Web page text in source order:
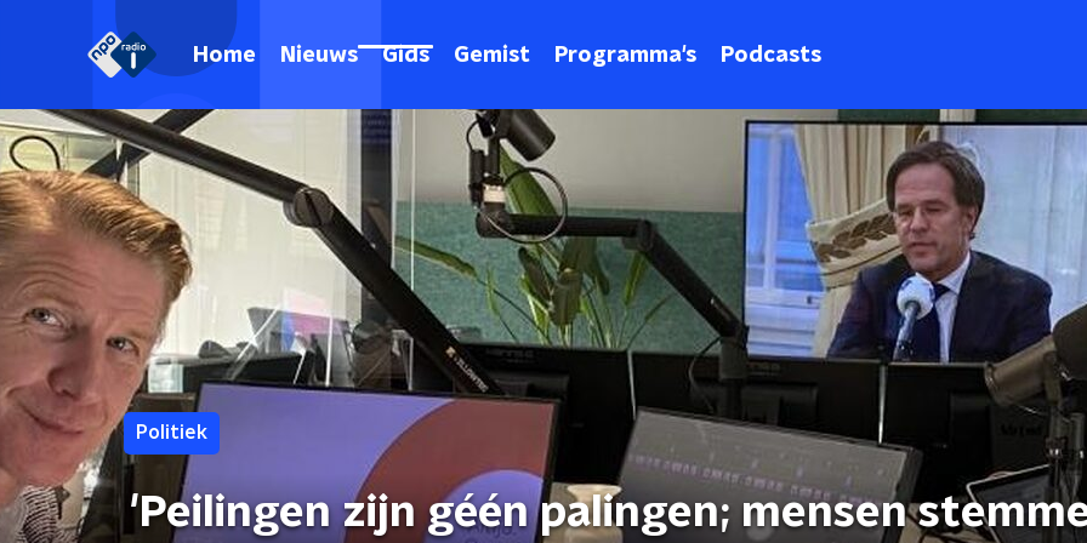
Home Nieuws Gids Gemist Programma's Podcasts
Politiek
'Peilingen zijn géén palingen; mensen